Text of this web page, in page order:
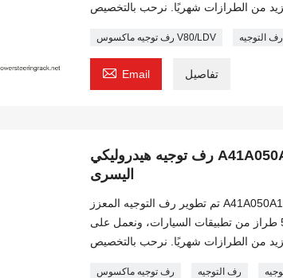
رف توجيه ماكسوس V80/LDV رف التوجيه
 Email تفاصيل
رف توجيه هيدروليكي A41A050A1 لسيارة ماكسوس T60 القيادة
اليسرى
تغطي رفوف التوجيه لدينا أكثر من 500 طراز من تطبيقات السيارات، ونعمل على
رف توجيه ماكسوس رف التوجيه